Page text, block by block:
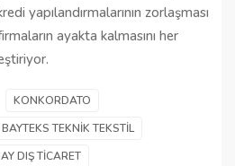
yapılandırmalarının zorlaşması
ayakta kalmasını her
KONKORDATO
BAYTEKS TEKNIK TEKSTIL
DIŞ TICARET